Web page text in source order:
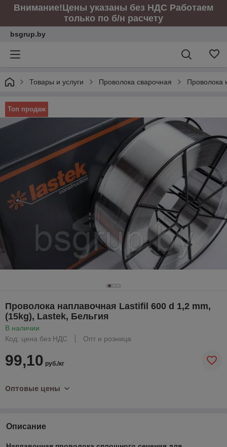
Внимание!Цены указаны без НДС Работаем
только по б/н расчету
bsgrup.by
Товары и услуги Проволока сварочная Проволока
Топ продаж
Проволока наплавочная Lastifil 600 d 1,2 mm,
(15kg), Lastek, Бельгия
В наличии
Код: цена без НДС
Опт и розница
99,10 руб./кг
Оптовые цены
Описание